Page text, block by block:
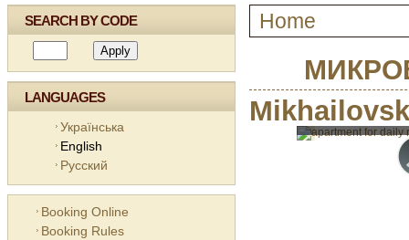
SEARCH BY CODE
LANGUAGES
Українська
English
Русский
Booking Online
Booking Rules
Home
Living-room